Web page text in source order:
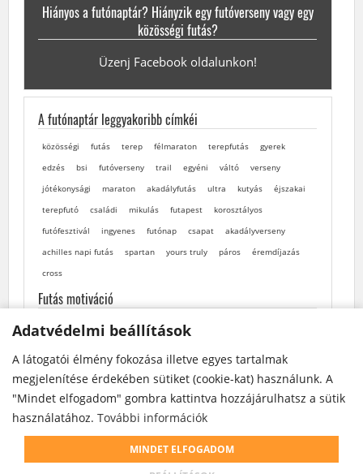
Adatvédelmi beállítások
A látogatói élmény fokozása illetve egyes tartalmak
megjelenítése érdekében sütiket (cookie-kat) használunk. A
"Mindet elfogadom" gombra kattintva hozzájárulhatsz a sütik
használatához. További információk
MINDET ELFOGADOM
Hiányos a futónaptár? Hiányzik egy futóverseny vagy egy
közösségi futás?
Üzenj Facebook oldalunkon!
A futónaptár leggyakoribb címkéi
közösségi futás terep félmaraton terepfutás
gyerek
edzés
bsi futóverseny trail egyéni váltó
verseny
jótékonysági
maraton akadályfutás ultra kutyás
éjszakai
terepfutó
családi mikulás futapest
korosztályos
futófesztivál
ingyenes futónap csapat
akadályverseny
achilles napi futás
spartan yours truly páros
éremdíjazás
cross
Futás motiváció
Adatvédelmi beállítások
A látogatói élmény fokozása illetve egyes tartalmak
megjelenítése érdekében sütiket (cookie-kat) használunk. A
"Mindet elfogadom" gombra kattintva hozzájárulhatsz a sütik
használatához. További információk
MINDET ELFOGADOM